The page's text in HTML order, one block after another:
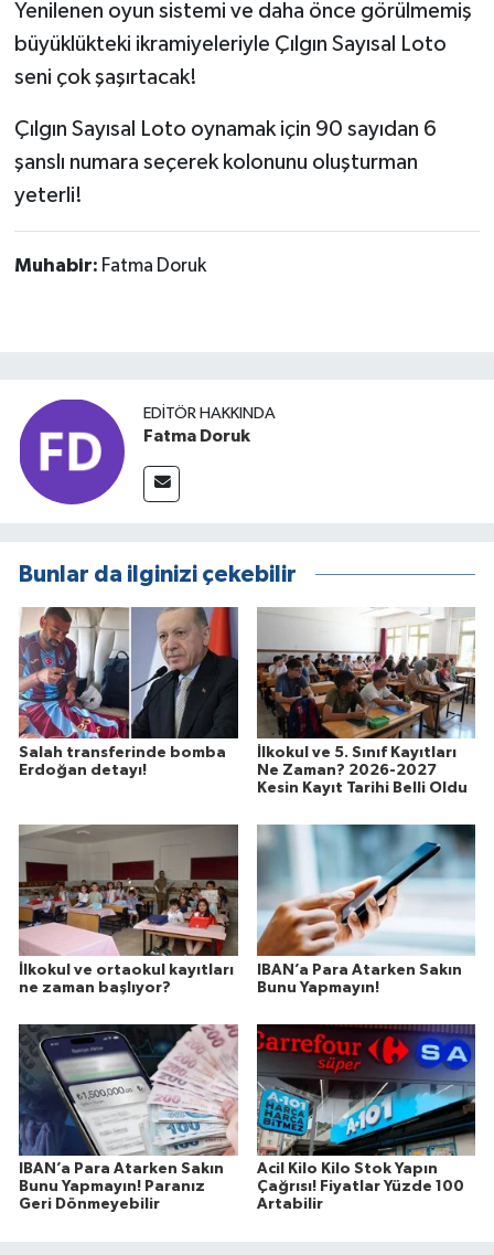
Yenilenen oyun sistemi ve daha önce görülmemiş
büyüklükteki ikramiyeleriyle Çılgın Sayısal Loto
seni çok şaşırtacak!
Çılgın Sayısal Loto oynamak için 90 sayıdan 6
şanslı numara seçerek kolonunu oluşturman
yeterli!
Muhabir: Fatma Doruk
EDITÖR HAKKINDA
Fatma Doruk
Bunlar da ilginizi çekebilir
Salah transferinde bomba
Erdoğan detayı!
İlkokul ve 5. Sınıf Kayıtları
Ne Zaman? 2026-2027
Kesin Kayıt Tarihi Belli Oldu
İlkokul ve ortaokul kayıtları
ne zaman başlıyor?
IBAN’a Para Atarken Sakın
Bunu Yapmayın!
IBAN’a Para Atarken Sakın
Bunu Yapmayın! Paranız
Geri Dönmeyebilir
Acil Kilo Kilo Stok Yapın
Çağrısı! Fiyatlar Yüzde 100
Artabilir